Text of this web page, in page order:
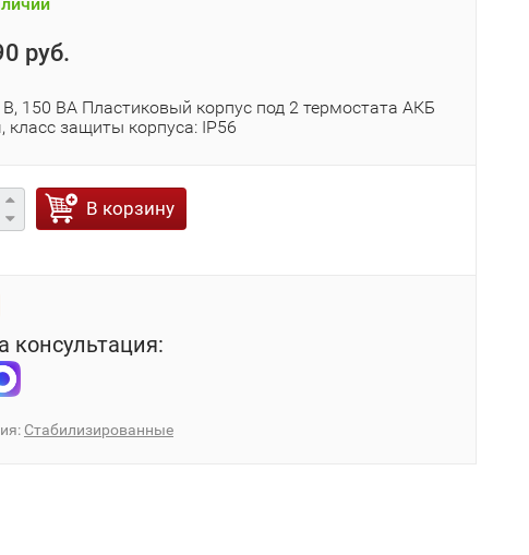
руб.
150 ВА Пластиковый корпус под 2 термостата АКБ
класс защиты корпуса: IP56
В корзину
консультация:
Стабилизированные